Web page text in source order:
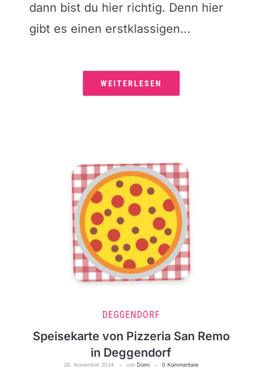
dann bist du hier richtig. Denn hier
gibt es einen erstklassigen...
WEITERLESEN
DEGGENDORF
Speisekarte von Pizzeria San Remo
in Deggendorf
28. November 2024 von Domi 0 Kommentare